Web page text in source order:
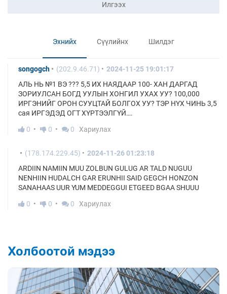
Илгээх
Эхнийх Сүүлийнх Шилдэг
songogch (202.9.46.71)
2024-11-25 19:01:17
АЛЬ НЬ №1 ВЭ ??? 5,5 ИХ НАЯДААР 100- ХАН ДАРГАД
ЗОРИУЛСАН БОГД УУЛЫН ХОНГИЛ УХАХ УУ? 100,000
ИРГЭНИЙГ ОРОН СУУЦТАЙ БОЛГОХ УУ? ТЭР НҮХ ЧИНЬ 3,5
сая ИРГЭДЭД ОГТ ХҮРТЭЭЛГҮЙ….
0
0 0 Хариулах
(178.174.229.45)
2024-11-26 01:23:18
ARDIIN NAMIIN MUU ZOLBUN GULUG AR TALD NUGUU
NENHIIN HUDALCH GAR ERUNHII SAID GEGCH HONZON
SANAHAAS UUR YUM MEDDEGGUI ETGEED BGAA SHUUU
0
0 0 Хариулах
Холбоотой мэдээ